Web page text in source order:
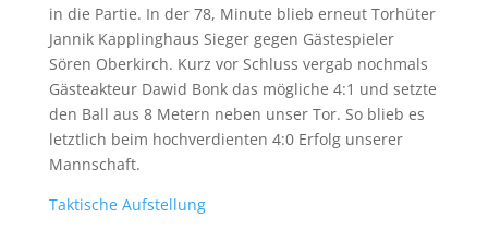
in die Partie. In der 78, Minute blieb erneut Torhüter
Jannik Kapplinghaus Sieger gegen Gästespieler
Sören Oberkirch. Kurz vor Schluss vergab nochmals
Gästeakteur Dawid Bonk das mögliche 4:1 und setzte
den Ball aus 8 Metern neben unser Tor. So blieb es
letztlich beim hochverdienten 4:0 Erfolg unserer
Mannschaft.
Taktische Aufstellung